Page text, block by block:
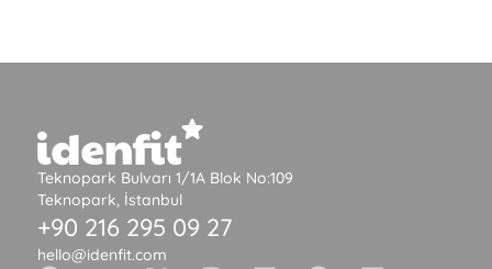
Teknopark Bulvarı 1/1A Blok No:109
Teknopark, İstanbul
+90 216 295 09 27
hello@idenfit.com